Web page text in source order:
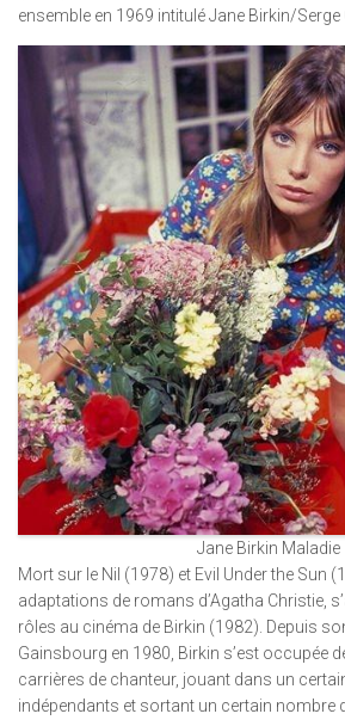
ensemble en 1969 intitulé Jane Birkin/Serge
Jane Birkin Maladie
Mort sur le Nil (1978) et Evil Under the Sun
adaptations de romans d’Agatha Christie,
rôles au cinéma de Birkin (1982). Depuis
Gainsbourg en 1980, Birkin s’est occupée
carrières de chanteur, jouant dans un
indépendants et sortant un certain nombre